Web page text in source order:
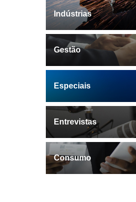
Indústrias
Gestão
Especiais
Entrevistas
Consumo